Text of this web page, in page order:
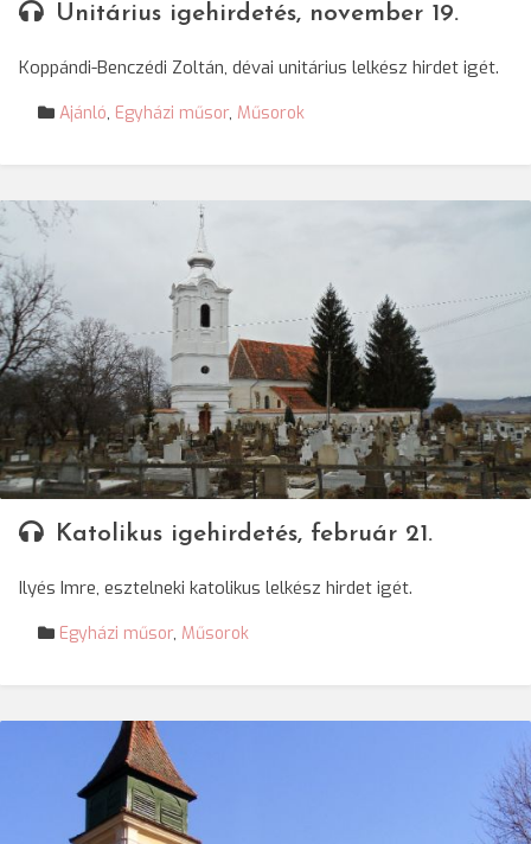
Unitárius igehirdetés, november 19.
Koppándi-Benczédi Zoltán, dévai unitárius lelkész hirdet igét.
Ajánló, Egyházi műsor, Műsorok
Katolikus igehirdetés, február 21.
Ilyés Imre, esztelneki katolikus lelkész hirdet igét.
Egyházi műsor, Műsorok